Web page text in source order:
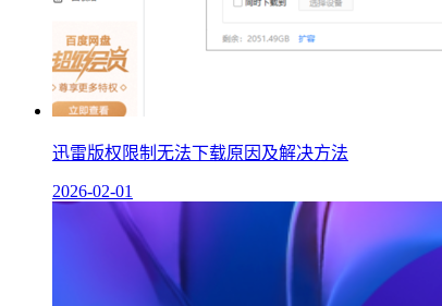
迅雷版权限制无法下载原因及解决方法
2026-02-01